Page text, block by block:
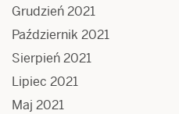
Grudzień 2021
Październik 2021
Sierpień 2021
Lipiec 2021
Maj 2021